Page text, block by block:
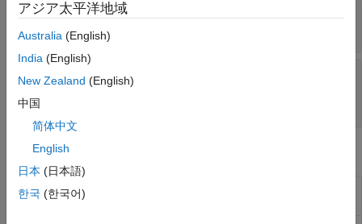
Vertices—
N行 3 列の行列
Pose — 姿勢
eye(4) (既定値) |
オブジェクト関数
checkCollision
アジア太平洋地域
Australia (English)
India (English)
New Zealand (English)
中国
简体中文
English
日本 (日本語)
한국 (한국어)